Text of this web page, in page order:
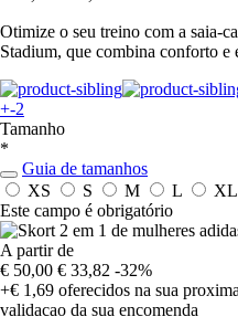
Otimize o seu treino com a saia-
Stadium, que combina conforto e
+-2
Tamanho
*
Guia de tamanhos
XS
S M L XL
Este campo é obrigatório
A partir de
€ 50,00 € 33,82 -32%
+€ 1,69 oferecidos na sua
validacao da sua encomenda